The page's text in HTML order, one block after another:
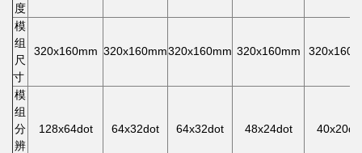
度
模
组
尺
寸
320x160mm 320x160mm320x160mm 320x160mm
模
组
分
辨
128x64dot 64x32dot 64x32dot 48x24dot